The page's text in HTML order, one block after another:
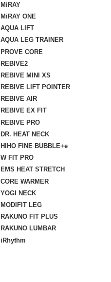
MiRAY
MiRAY ONE
AQUA LIFT
AQUA LEG TRAINER
PROVE CORE
REBIVE2
REBIVE MINI XS
REBIVE LIFT POINTER
REBIVE AIR
REBIVE EX FIT
REBIVE PRO
DR. HEAT NECK
HIHO FINE BUBBLE+e
W FIT PRO
EMS HEAT STRETCH
CORE WARMER
YOGI NECK
MODIFIT LEG
RAKUNO FIT PLUS
RAKUNO LUMBAR
iRhythm